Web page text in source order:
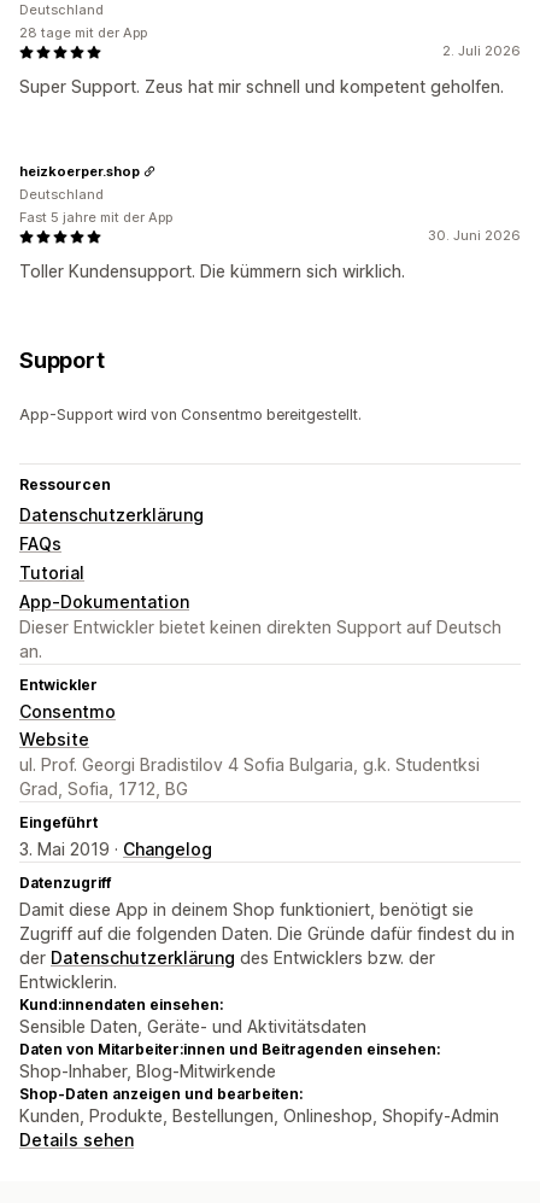
2. Juli 2026
Super Support. Zeus hat mir schnell und kompetent geholfen.
Deutschland
28 tage mit der App
30. Juni 2026
Toller Kundensupport. Die kümmern sich wirklich.
heizkoerper.shop
Deutschland
Fast 5 jahre mit der App
Support
App-Support wird von Consentmo bereitgestellt.
Ressourcen
Datenschutzerklärung
FAQs
Tutorial
App-Dokumentation
Dieser Entwickler bietet keinen direkten Support auf Deutsch
an.
Entwickler
Consentmo
Website
ul. Prof. Georgi Bradistilov 4 Sofia Bulgaria, g.k. Studentksi
Grad, Sofia, 1712, BG
Eingeführt
3. Mai 2019 · Changelog
Datenzugriff
Damit diese App in deinem Shop funktioniert, benötigt sie
Zugriff auf die folgenden Daten. Die Gründe dafür findest du in
der Datenschutzerklärung des Entwicklers bzw. der
Entwicklerin.
Kund:innendaten einsehen:
Sensible Daten, Geräte- und Aktivitätsdaten
Daten von Mitarbeiter:innen und Beitragenden einsehen:
Shop-Inhaber, Blog-Mitwirkende
Shop-Daten anzeigen und bearbeiten:
Kunden, Produkte, Bestellungen, Onlineshop, Shopify-Admin
Details sehen